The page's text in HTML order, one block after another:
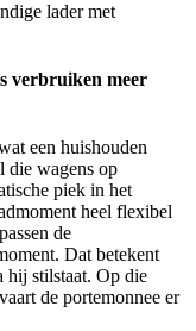
lader met
verbruiken meer
een huishouden
die wagens op
piek in het
heel flexibel
de
Dat betekent
hij stilstaat. Op die
de portemonnee er